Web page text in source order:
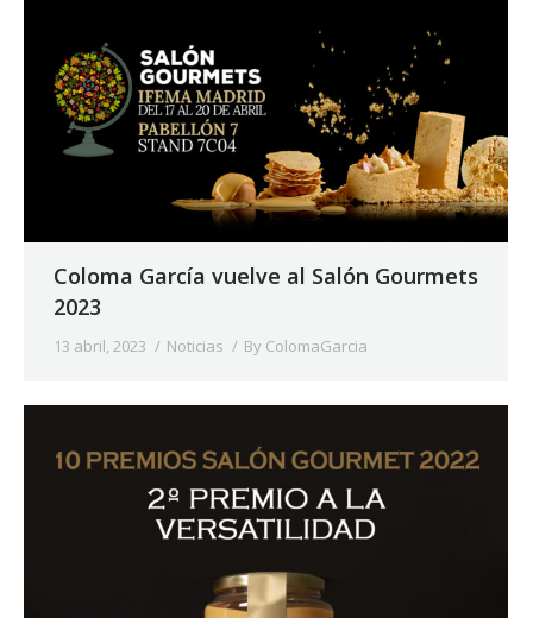
Coloma García vuelve al Salón Gourmets
2023
13 abril, 2023 Noticias By ColomaGarcia